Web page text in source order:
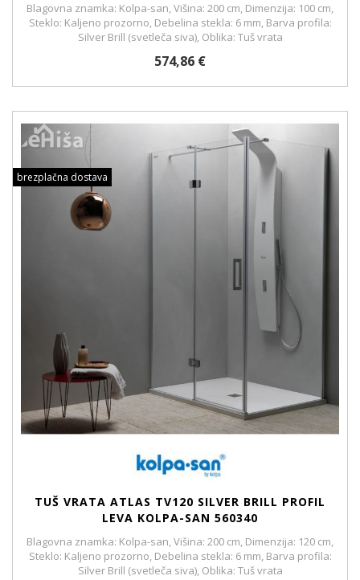
Blagovna znamka: Kolpa-san, Višina: 200 cm, Dimenzija: 100 cm,
Steklo: Kaljeno prozorno, Debelina stekla: 6 mm, Barva profila:
Silver Brill (svetleča siva), Oblika: Tuš vrata
574,86 €
brezplačna dostava
TUŠ VRATA ATLAS TV120 SILVER BRILL PROFIL
LEVA KOLPA-SAN 560340
Blagovna znamka: Kolpa-san, Višina: 200 cm, Dimenzija: 120 cm,
Steklo: Kaljeno prozorno, Debelina stekla: 6 mm, Barva profila:
Silver Brill (svetleča siva), Oblika: Tuš vrata